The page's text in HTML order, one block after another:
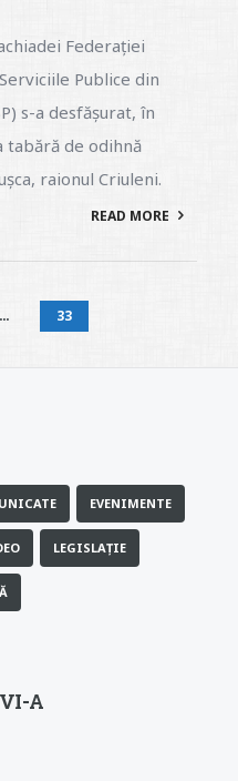
Federației
Publice din
s-a desfășurat, în
tabără de odihnă
raionul Criuleni.
READ MORE
… 33
EVENIMENTE
LEGISLAȚIE
A